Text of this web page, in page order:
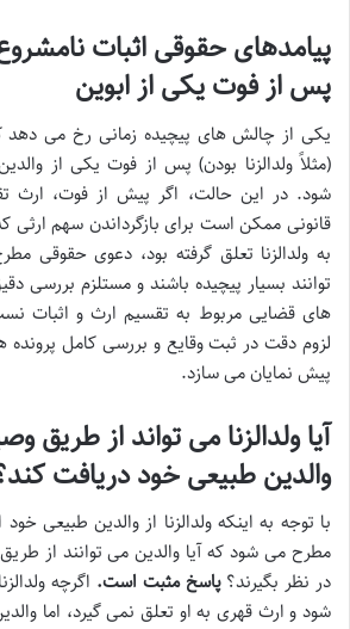
پیامدهای حقوقی اثبات
پس از فوت یکی از ابوین
یکی از چالش های پیچیده زمانی رخ می
(مثلاً ولدالزنا بودن) پس از فوت یکی از
شود. در این حالت، اگر پیش از فوت، ارث
قانونی ممکن است برای بازگرداندن سهم ارثی
به ولدالزنا تعلق گرفته بود، دعوی حقوقی
توانند بسیار پیچیده باشند و مستلزم بررسی
های قضایی مربوط به تقسیم ارث و اثبات
لزوم دقت در ثبت وقایع و بررسی کامل پرونده
پیش نمایان می سازد.
آیا ولدالزنا می تواند از طریق
والدین طبیعی خود دریافت
با توجه به اینکه ولدالزنا از والدین طبیعی
مطرح می شود که آیا والدین می توانند از
در نظر بگیرند؟پاسخ مثبت است. اگرچه
شود و ارث قهری به او تعلق نمی گیرد، اما